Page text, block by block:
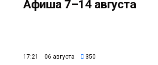
Афиша 7–14 августа
17:21 06 августа 350